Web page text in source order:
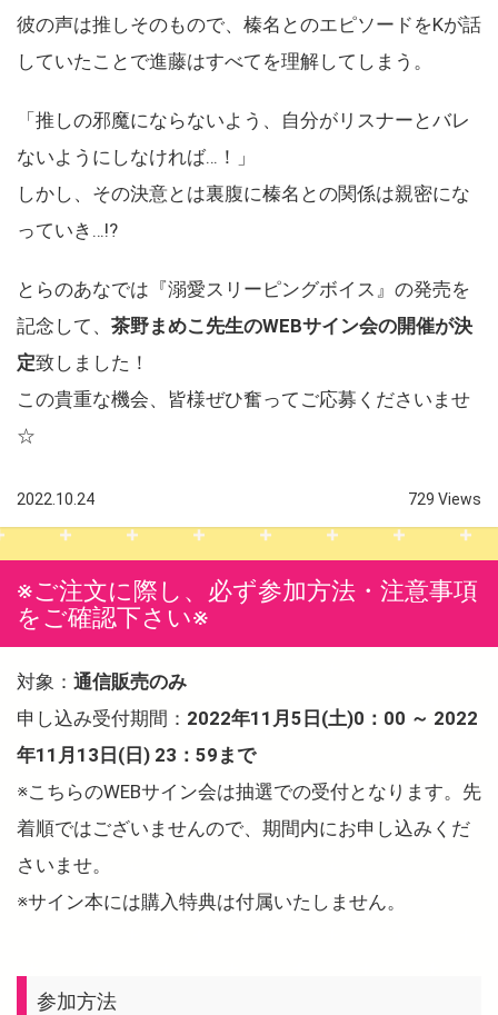
彼の声は推しそのもので、榛名とのエピソードをKが話
していたことで進藤はすべてを理解してしまう。
「推しの邪魔にならないよう、自分がリスナーとバレ
ないようにしなければ…！」
しかし、その決意とは裏腹に榛名との関係は親密にな
っていき…!?
とらのあなでは『溺愛スリーピングボイス』の発売を
記念して、 茶野まめこ先生のWEBサイン会の開催が決
定致しました！
この貴重な機会、皆様ぜひ奮ってご応募くださいませ
☆
2022.10.24 729 Views
※ご注文に際し、必ず参加方法・注意事項
をご確認下さい※
対象： 通信販売のみ
申し込み受付期間： 2022年11月5日(土)0：00 ～ 2022
年11月13日(日) 23：59まで
※こちらのWEBサイン会は抽選での受付となります。先
着順ではございませんので、期間内にお申し込みくだ
さいませ。
※サイン本には購入特典は付属いたしません。
参加方法